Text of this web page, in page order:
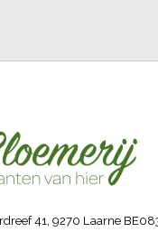
41, 9270 Laarne